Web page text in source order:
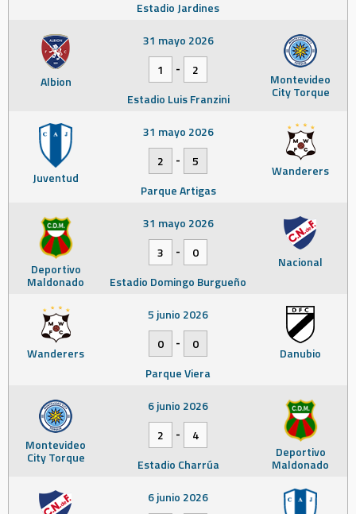
Estadio Jardines
Albion Montevideo
City Torque
31 mayo 2026
1
-
2
Estadio Luis Franzini
Juventud Wanderers
31 mayo 2026
2
-
5
Parque Artigas
Deportivo
Maldonado
Nacional
31 mayo 2026
3
-
0
Estadio Domingo Burgueño
Wanderers Danubio
5 junio 2026
0
-
0
Parque Viera
Montevideo
City Torque Deportivo
Maldonado
6 junio 2026
2
-
4
Estadio Charrúa
6 junio 2026